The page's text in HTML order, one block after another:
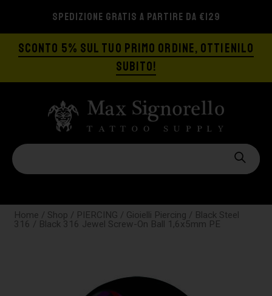
SPEDIZIONE GRATIS A PARTIRE DA €129
SCONTO 5% SUL TUO PRIMO ORDINE, OTTIENILO
SUBITO!
Home / Shop / PIERCING / Gioielli Piercing / Black Steel
316 / Black 316 Jewel Screw-On Ball 1,6x5mm PE